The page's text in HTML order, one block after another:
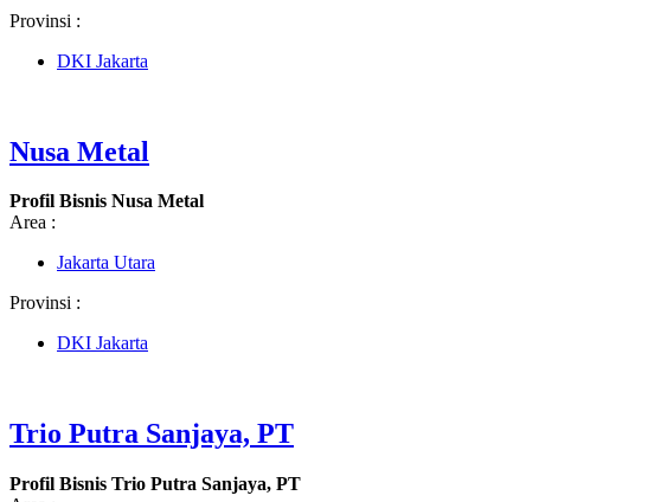
Provinsi :
DKI Jakarta
Nusa Metal
Profil Bisnis Nusa Metal
Area :
Jakarta Utara
Provinsi :
DKI Jakarta
Trio Putra Sanjaya, PT
Profil Bisnis Trio Putra Sanjaya, PT